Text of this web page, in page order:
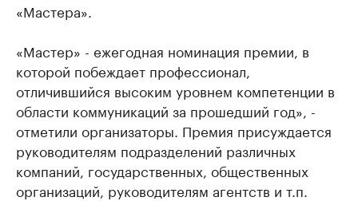
«Мастера».
«Мастер» - ежегодная номинация премии, в
которой побеждает профессионал,
отличившийся высоким уровнем компетенции в
области коммуникаций за прошедший год», -
отметили организаторы. Премия присуждается
руководителям подразделений различных
компаний, государственных, общественных
организаций, руководителям агентств и т.п.